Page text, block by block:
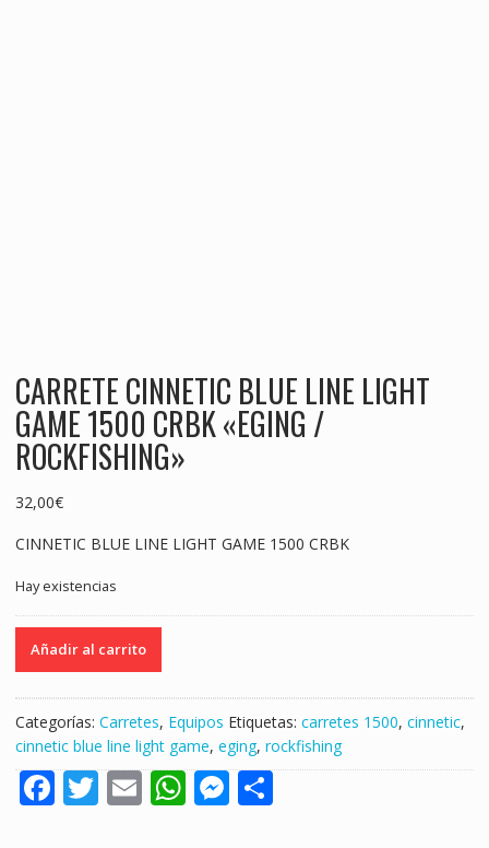
CARRETE CINNETIC BLUE LINE LIGHT
GAME 1500 CRBK «EGING /
ROCKFISHING»
32,00€
CINNETIC BLUE LINE LIGHT GAME 1500 CRBK
Hay existencias
LIGHT
GAME
1500
CRBK
Añadir al carrito
Categorías: Carretes, Equipos Etiquetas: carretes 1500, cinnetic,
cinnetic blue line light game, eging, rockfishing
F T E W M S